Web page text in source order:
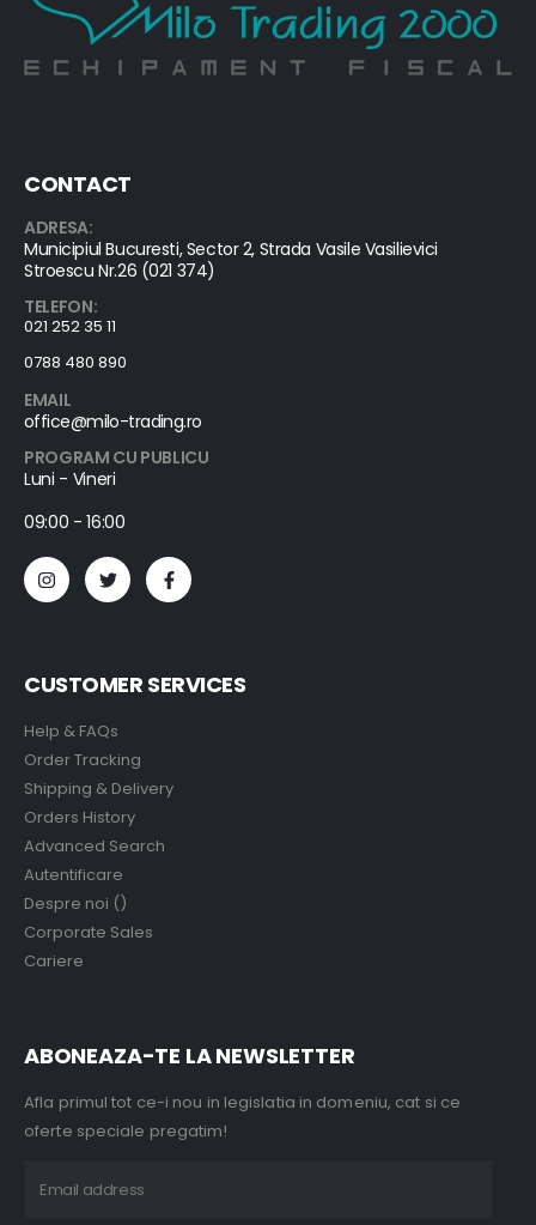
CONTACT
ADRESA:
Municipiul Bucuresti, Sector 2, Strada Vasile Vasilievici
Stroescu Nr.26 (021 374)
TELEFON:
021 252 35 11
0788 480 890
EMAIL
office@milo-trading.ro
PROGRAM CU PUBLICU
Luni - Vineri
09:00 - 16:00
CUSTOMER SERVICES
Help & FAQs
Order Tracking
Shipping & Delivery
Orders History
Advanced Search
Autentificare
Despre noi ()
Corporate Sales
Cariere
ABONEAZA-TE LA NEWSLETTER
Afla primul tot ce-i nou in legislatia in domeniu, cat si ce
oferte speciale pregatim!